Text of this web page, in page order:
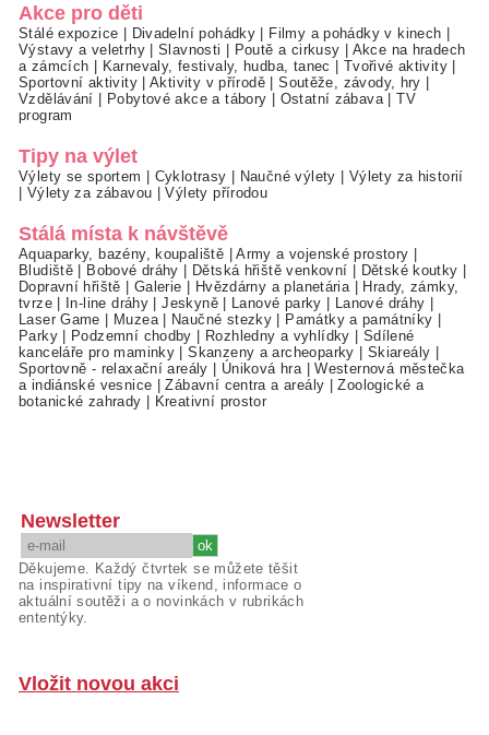
Akce pro děti
Stálé expozice Divadelní pohádky Filmy a pohádky v kinech
Výstavy a veletrhy|Slavnosti Poutě a cirkusy
Akce na hradech
a zámcích
Karnevaly, festivaly, hudba, tanec Tvořivé aktivity
Sportovní aktivity|Aktivity v přírodě |Soutěže, závody, hry
Vzdělávání
Pobytové akce a tábory Ostatní zábava |TV
program
Tipy na výlet
Výlety se sportem Cyklotrasy Naučné výlety
Výlety za historií
Výlety za zábavou |Výlety přírodou
Stálá místa k návštěvě
Aquaparky, bazény, koupaliště |Army a vojenské prostory
Bludiště
Bobové dráhy Dětská hřiště venkovní Dětské koutky
Dopravní hřiště
Galerie Hvězdárny a planetária
Hrady, zámky,
tvrze| In-line dráhy |Jeskyně| Lanové parky Lanové dráhy
Laser Game
Muzea| Naučné stezky Památky a památníky
Parky| Podzemní chodby Rozhledny a vyhlídky
Sdílené
kanceláře pro maminky |Skanzeny a archeoparky Skiareály
Sportovně - relaxační areály
Úniková hra |Westernová městečka
a indiánské vesnice |Zábavní centra a areály |Zoologické a
botanické zahrady
Kreativní prostor
Newsletter
Děkujeme. Každý čtvrtek se můžete těšit
na inspirativní tipy na víkend, informace o
aktuální soutěži a o novinkách v rubrikách
ententýky.
Vložit novou akci